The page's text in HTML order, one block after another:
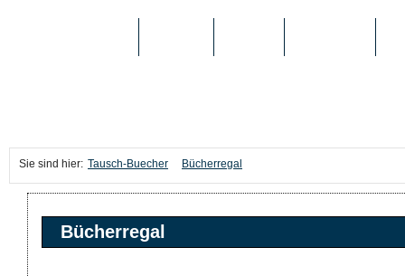
Sie sind hier: Tausch-Buecher Bücherregal
Bücherregal